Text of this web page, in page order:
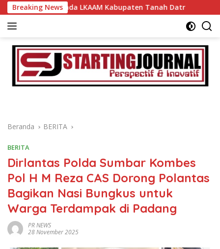
Langsung
ke
konten
Breaking News
LKAAM Kabupaten Tanah Datr Miliki Gedung
Beranda BERITA
BERITA
Dirlantas Polda Sumbar Kombes
Pol H M Reza CAS Dorong Polantas
Bagikan Nasi Bungkus untuk
Warga Terdampak di Padang
PR NEWS
28 November 2025